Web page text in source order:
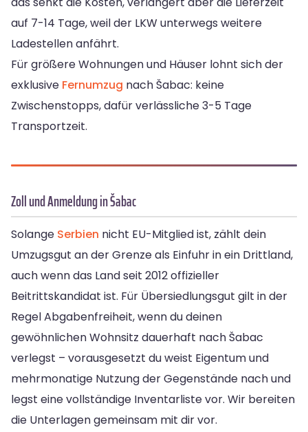
auf 7-14 Tage, weil der LKW unterwegs weitere
Ladestellen anfährt.
Für größere Wohnungen und Häuser lohnt sich der
exklusive Fernumzug nach Šabac: keine
Zwischenstopps, dafür verlässliche 3-5 Tage
Transportzeit.
Zoll und Anmeldung in Šabac
Solange Serbien nicht EU-Mitglied ist, zählt dein
Umzugsgut an der Grenze als Einfuhr in ein Drittland,
auch wenn das Land seit 2012 offizieller
Beitrittskandidat ist. Für Übersiedlungsgut gilt in der
Regel Abgabenfreiheit, wenn du deinen
gewöhnlichen Wohnsitz dauerhaft nach Šabac
verlegst – vorausgesetzt du weist Eigentum und
mehrmonatige Nutzung der Gegenstände nach und
legst eine vollständige Inventarliste vor. Wir bereiten
die Unterlagen gemeinsam mit dir vor.